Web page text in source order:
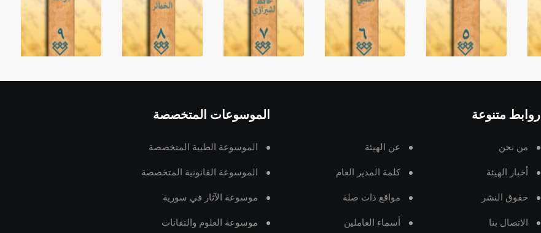
روابط متنوعة
من نحن عن الهيئة
أخبار الهيئة كلمة المدير العام
حقوق النشر مواقع ذات صلة
الاتصال بنا أسماء العاملين
الموسوعات المتخصصة
الموسوعة الطبية المتخصصة
الموسوعة القانونية المتخصصة
موسوعة الآثار في سورية
موسوعة العلوم والتقانات